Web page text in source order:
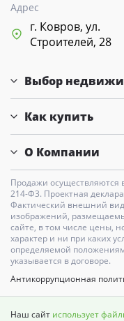
Адрес
г. Ковров, ул.
Строителей, 28
Выбор
Как купить
О Компании
Продажи осуществляются
214-Ф3. Проектная
Фактический внешний
изображений,
сайте, в том числе цены,
характер и ни при каких
определяемой
указывается в договоре.
Антикоррупционная
Наш сайт использует